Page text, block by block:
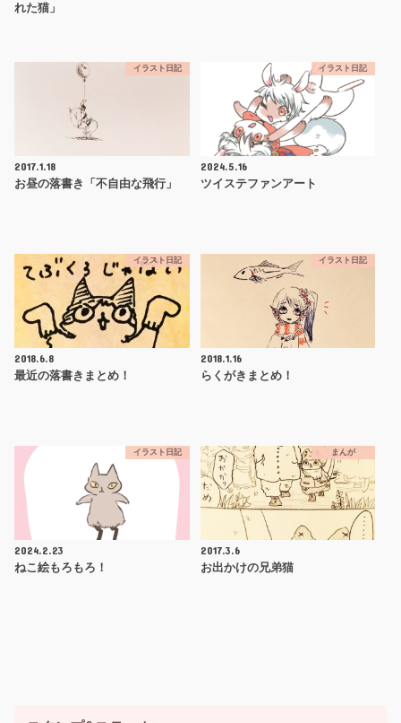
れた猫」
イラスト日記
2017.1.18
お昼の落書き「不自由な飛行」
イラスト日記
2024.5.16
ツイステファンアート
イラスト日記
2018.6.8
最近の落書きまとめ！
イラスト日記
2018.1.16
らくがきまとめ！
イラスト日記
2024.2.23
ねこ絵もろもろ！
まんが
2017.3.6
お出かけの兄弟猫